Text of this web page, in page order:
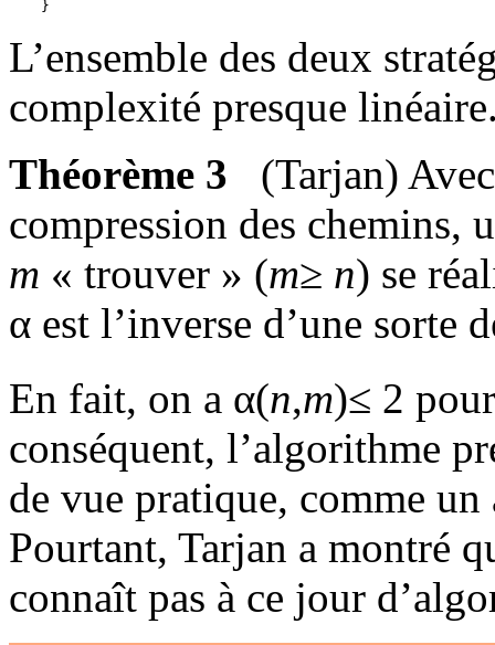
L’ensemble des deux
complexité presque
Théorème 3 (Tarjan)
compression des chemins,
m « trouver » (m≥ n) se
α est l’inverse d’une sorte
En fait, on a α(n,m)≤ 2
conséquent, l’algorithme
de vue pratique, comme
Pourtant, Tarjan a montré
connaît pas à ce jour